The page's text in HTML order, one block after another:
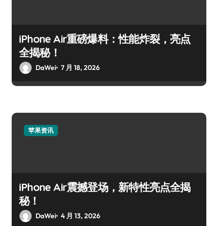
iPhone Air重磅爆料：性能炸裂，亮点
全揭秘！
DaWei 7 月 18, 2026
苹果资讯
iPhone Air震撼登场，新特性亮点全揭
秘！
DaWei 4 月 13, 2026